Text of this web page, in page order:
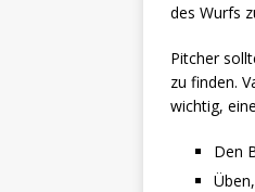
des Wurfs
Pitcher
zu finden.
wichtig,
Den